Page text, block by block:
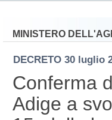
MINISTERO
DECRETO 30 luglio
Conferma
Adige a